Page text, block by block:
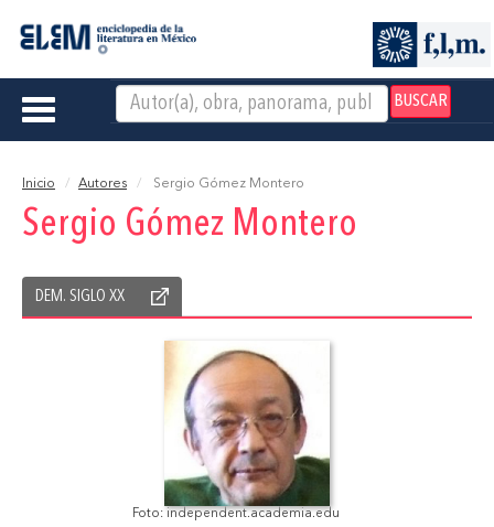
BUSCAR
Toggle
Inicio Autores Sergio Gómez Montero
Sergio Gómez Montero
DEM. SIGLO XX
Foto: independent.academia.edu